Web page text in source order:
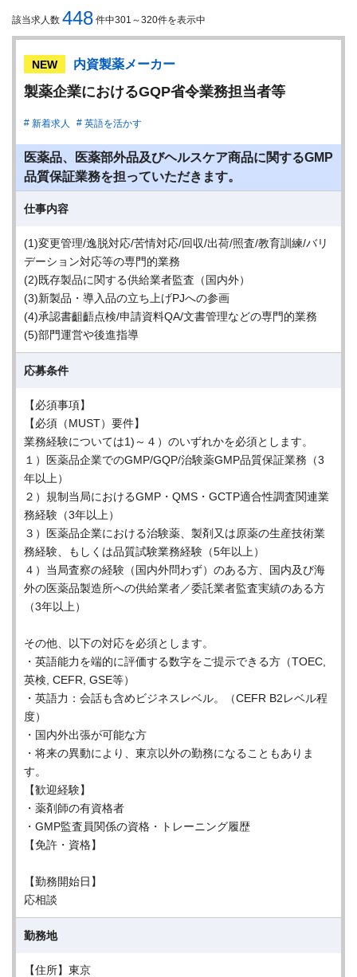
該当求人数 448 件中301～320件を表示中
NEW 内資製薬メーカー
製薬企業におけるGQP省令業務担当者等
新着求人 英語を活かす
医薬品、医薬部外品及びヘルスケア商品に関するGMP
品質保証業務を担っていただきます。
仕事内容
(1)変更管理/逸脱対応/苦情対応/回収/出荷/照査/教育訓練/バリ
デーション対応等の専門的業務
(2)既存製品に関する供給業者監査（国内外）
(3)新製品・導入品の立ち上げPJへの参画
(4)承認書齟齬点検/申請資料QA/文書管理などの専門的業務
(5)部門運営や後進指導
応募条件
【必須事項】
【必須（MUST）要件】
業務経験については1)～４）のいずれかを必須とします。
１）医薬品企業でのGMP/GQP/治験薬GMP品質保証業務（3
年以上）
２）規制当局におけるGMP・QMS・GCTP適合性調査関連業
務経験（3年以上）
３）医薬品企業における治験薬、製剤又は原薬の生産技術業
務経験、もしくは品質試験業務経験（5年以上）
４）当局査察の経験（国内外問わず）のある方、国内及び海
外の医薬品製造所への供給業者／委託業者監査実績のある方
（3年以上）
その他、以下の対応を必須とします。
・英語能力を端的に評価する数字をご提示できる方（TOEC,
英検, CEFR, GSE等）
・英語力：会話も含めビジネスレベル。（CEFR B2レベル程
度）
・国内外出張が可能な方
・将来の異動により、東京以外の勤務になることもありま
す。
【歓迎経験】
・薬剤師の有資格者
・GMP監査員関係の資格・トレーニング履歴
【免許・資格】
【勤務開始日】
応相談
勤務地
【住所】東京